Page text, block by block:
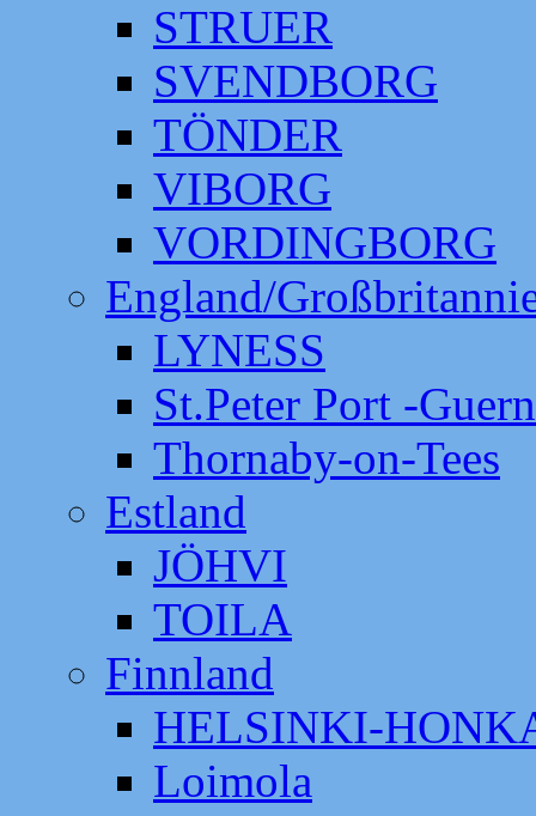
STRUER
SVENDBORG
TÖNDER
VIBORG
VORDINGBORG
England/
LYNESS
St.Peter Port -
Thornaby-on-Tees
Estland
JÖHVI
TOILA
Finnland
HELSINKI-
Loimola